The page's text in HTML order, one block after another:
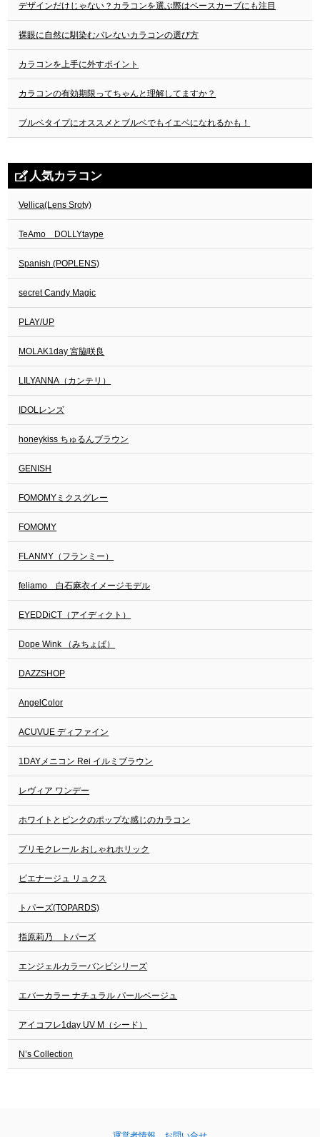
デザインだけじゃない？カラコンを選ぶ際はベースカーブにも注目
裸眼に自然に馴染むバレないカラコンの選び方
カラコンを上手に外すポイント
カラコンの有効期限ってちゃんと理解してますか？
ブルベタイプにオススメとブルベでもイエベになれるかも！
人気カラコン
Vellica(Lens Sroty)
TeAmo DOLLYtaype
Spanish (POPLENS)
secret Candy Magic
PLAY/UP
MOLAK1day 宮脇咲良
LILYANNA（カンテリ）
IDOLレンズ
honeykiss ちゅるんブラウン
GENISH
FOMOMYミクスグレー
FOMOMY
FLANMY（フランミー）
feliamo 白石麻衣イメージモデル
EYEDDiCT（アイディクト）
Dope Wink （みちょぱ）
DAZZSHOP
AngelColor
ACUVUE ディファイン
1DAYメニコン Rei イルミブラウン
レヴィア ワンデー
ホワイトとピンクのポップな感じのカラコン
プリモクレール おしゃれホリック
ピエナージュ リュクス
トパーズ(TOPARDS)
指原莉乃 トパーズ
エンジェルカラーバンビシリーズ
エバーカラー ナチュラル パールベージュ
アイコフレ1day UV M（シード）
N’s Collection